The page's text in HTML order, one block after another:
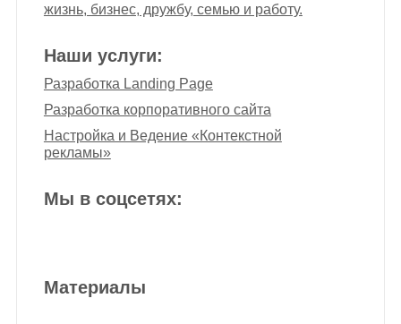
жизнь, бизнес, дружбу, семью и работу.
Наши услуги:
Разработка Landing Page
Разработка корпоративного сайта
Настройка и Ведение «Контекстной
рекламы»
Мы в соцсетях:
Материалы